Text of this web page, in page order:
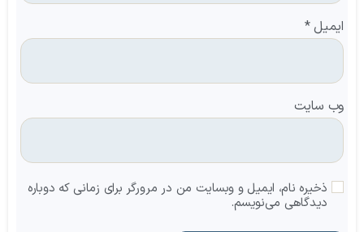
ایمیل*
وب‌ سایت
ذخیره نام، ایمیل و وبسایت من در مرورگر برای زمانی که دوباره
دیدگاهی می‌نویسم.